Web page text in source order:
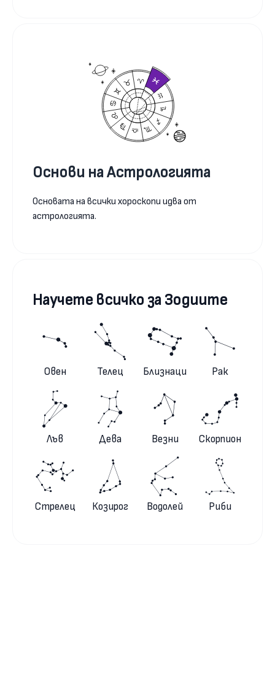
Основи на Астрологията
Основата на всички хороскопи идва от
астрологията.
Научете всичко за Зодиите
Овен Телец Близнаци Рак
Лъв Дева Везни Скорпион
Стрелец Козирог Водолей Риби